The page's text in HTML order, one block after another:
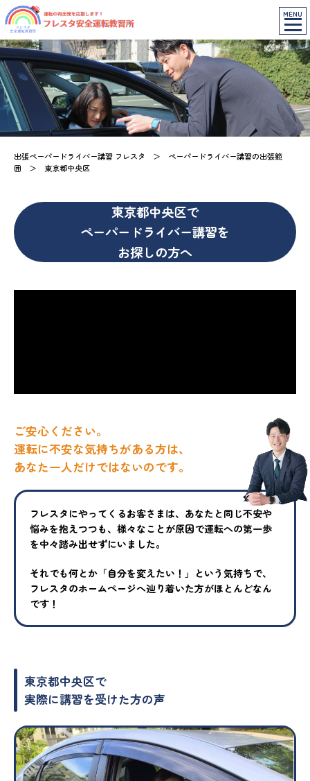
MENU
出張ペーパードライバー講習 フレスタ ＞ ペーパードライバー講習の出張範
囲 ＞ 東京都中央区
東京都中央区で
ペーパードライバー講習を
お探しの方へ
ご安心ください。
運転に不安な気持ちがある方は、
あなた一人だけではないのです。
フレスタにやってくるお客さまは、あなたと同じ不安や
悩みを抱えつつも、様々なことが原因で運転への第一歩
を中々踏み出せずにいました。
それでも何とか「自分を変えたい！」という気持ちで、
フレスタのホームページへ辿り着いた方がほとんどなん
です！
東京都中央区で
実際に講習を受けた方の声